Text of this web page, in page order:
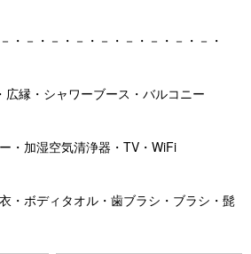
・－・－・－・－・－・－・－・－・
広縁・シャワーブース・バルコニー
・加湿空気清浄器・TV・WiFi
・ボディタオル・歯ブラシ・ブラシ・髭